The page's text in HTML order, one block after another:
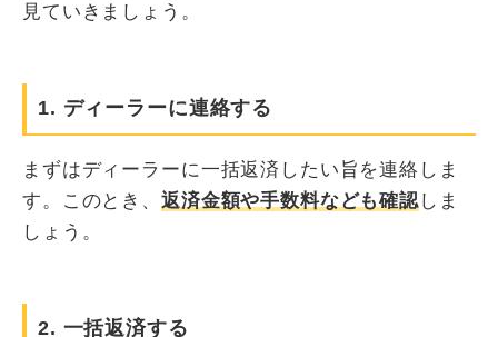
見ていきましょう。
1. ディーラーに連絡する
まずはディーラーに一括返済したい旨を連絡しま
す。このとき、 返済金額や手数料なども確認しま
しょう。
2. 一括返済する